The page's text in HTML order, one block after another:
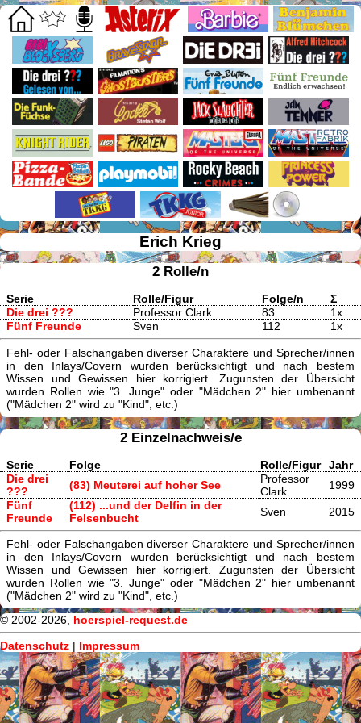
Erich Krieg
2 Rolle/n
Serie Rolle/Figur Folge/n
Σ
Die drei ???
Professor Clark 83
1x
Fünf Freunde
Sven 112 1x
Fehl- oder Falschangaben diverser Charaktere und Sprecher/innen
in den Inlays/Covern wurden berücksichtigt und nach bestem
Wissen und Gewissen hier korrigiert. Zugunsten der Übersicht
wurden Rollen wie "3. Junge" oder "Mädchen 2" hier umbenannt
("Mädchen 2" wird zu "Kind", etc.)
2 Einzelnachweis/e
Serie Folge Rolle/Figur
Jahr
Die drei
???
(83) Meuterei auf hoher See
Professor
Clark
1999
Fünf
Freunde
(112) ...und der Delfin in der
Felsenbucht
Sven 2015
Fehl- oder Falschangaben diverser Charaktere und Sprecher/innen
in den Inlays/Covern wurden berücksichtigt und nach bestem
Wissen und Gewissen hier korrigiert. Zugunsten der Übersicht
wurden Rollen wie "3. Junge" oder "Mädchen 2" hier umbenannt
("Mädchen 2" wird zu "Kind", etc.)
© 2002-2026, hoerspiel-request.de
Datenschutz | Impressum